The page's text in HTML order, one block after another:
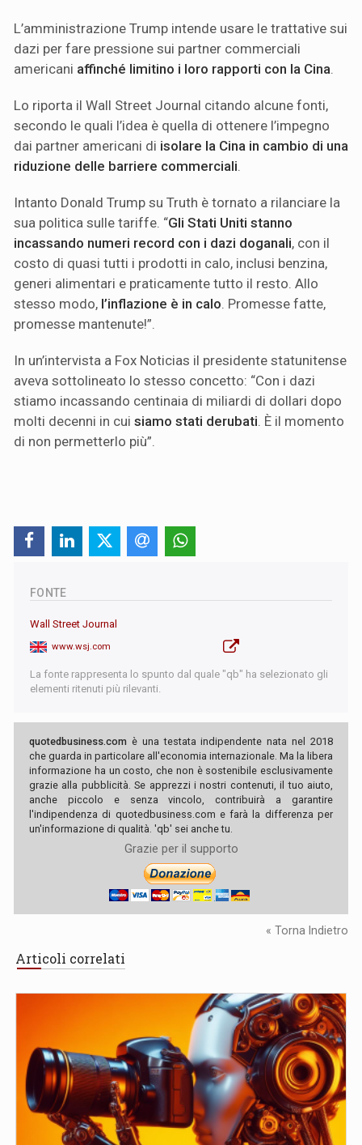
L’amministrazione Trump intende usare le trattative sui
dazi per fare pressione sui partner commerciali
americani affinché limitino i loro rapporti con la Cina.
Lo riporta il Wall Street Journal citando alcune fonti,
secondo le quali l’idea è quella di ottenere l’impegno
dai partner americani di isolare la Cina in cambio di una
riduzione delle barriere commerciali.
Intanto Donald Trump su Truth è tornato a rilanciare la
sua politica sulle tariffe. “Gli Stati Uniti stanno
incassando numeri record con i dazi doganali, con il
costo di quasi tutti i prodotti in calo, inclusi benzina,
generi alimentari e praticamente tutto il resto. Allo
stesso modo, l’inflazione è in calo. Promesse fatte,
promesse mantenute!”.
In un’intervista a Fox Noticias il presidente statunitense
aveva sottolineato lo stesso concetto: “Con i dazi
stiamo incassando centinaia di miliardi di dollari dopo
molti decenni in cui siamo stati derubati. È il momento
di non permetterlo più”.
FONTE
Wall Street Journal
www.wsj.com
La fonte rappresenta lo spunto dal quale "qb" ha selezionato gli
elementi ritenuti più rilevanti.
quotedbusiness.com è una testata indipendente nata nel 2018
che guarda in particolare all'economia internazionale. Ma la libera
informazione ha un costo, che non è sostenibile esclusivamente
grazie alla pubblicità. Se apprezzi i nostri contenuti, il tuo aiuto,
anche piccolo e senza vincolo, contribuirà a garantire
l'indipendenza di quotedbusiness.com e farà la differenza per
un'informazione di qualità. 'qb' sei anche tu.
Grazie per il supporto
« Torna Indietro
Articoli correlati